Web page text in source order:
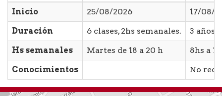
Inicio 25/08/2026 17/08/
Duración 6 clases, 2hs semanales. 3 años
Hs semanales Martes de 18 a 20 h 8hs a
Conocimientos No